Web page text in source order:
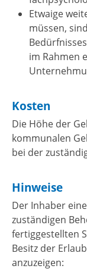
Etwaige
müssen,
im Rahmen
Kosten
Die Höhe der
kommunalen
bei der
Hinweise
Der Inhaber
zuständigen
fertiggestellten
Besitz der
anzuzeigen: